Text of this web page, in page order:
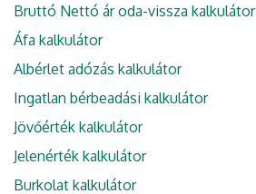
Bruttó Nettó ár oda-vissza kalkulátor
Áfa kalkulátor
Albérlet adózás kalkulátor
Ingatlan bérbeadási kalkulátor
Jövőérték kalkulátor
Jelenérték kalkulátor
Burkolat kalkulátor